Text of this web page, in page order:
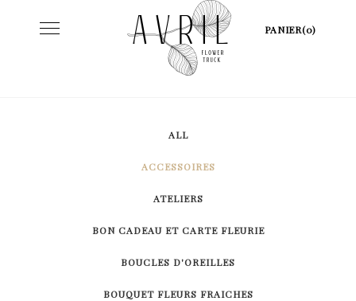
Toggle PANIER(0)
ALL
ACCESSOIRES
ATELIERS
BON CADEAU ET CARTE FLEURIE
BOUCLES D'OREILLES
BOUQUET FLEURS FRAICHES